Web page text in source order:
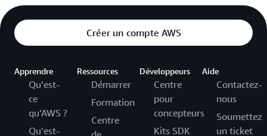
Créer un compte AWS
Apprendre
Qu’est-
ce
qu’AWS ?
Qu’est-
Ressources
Démarrer
Formation
Centre
Développeurs
Centre
pour
concepteurs
Kits SDK
Aide
Contactez-
nous
Soumettez
un ticket